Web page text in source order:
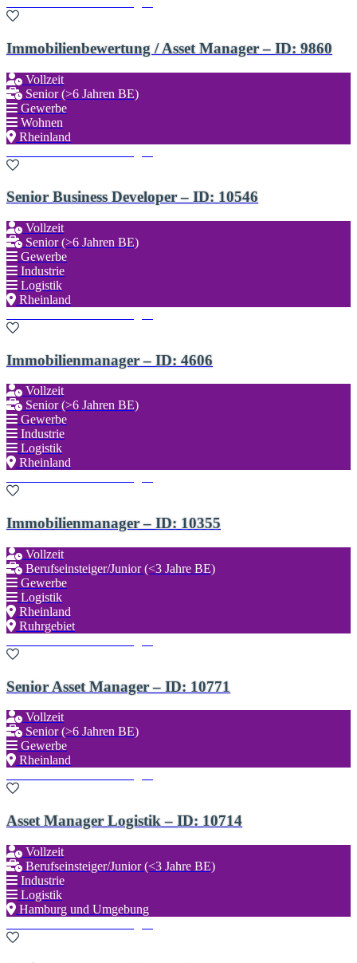
Immobilienbewertung / Asset Manager – ID: 9860
Vollzeit
Senior (>6 Jahren BE)
Gewerbe
Wohnen
Rheinland
Senior Business Developer – ID: 10546
Vollzeit
Senior (>6 Jahren BE)
Gewerbe
Industrie
Logistik
Rheinland
Immobilienmanager – ID: 4606
Vollzeit
Senior (>6 Jahren BE)
Gewerbe
Industrie
Logistik
Rheinland
Immobilienmanager – ID: 10355
Vollzeit
Berufseinsteiger/Junior (<3 Jahre BE)
Gewerbe
Logistik
Rheinland
Ruhrgebiet
Senior Asset Manager – ID: 10771
Vollzeit
Senior (>6 Jahren BE)
Gewerbe
Rheinland
Asset Manager Logistik – ID: 10714
Vollzeit
Berufseinsteiger/Junior (<3 Jahre BE)
Industrie
Logistik
Hamburg und Umgebung